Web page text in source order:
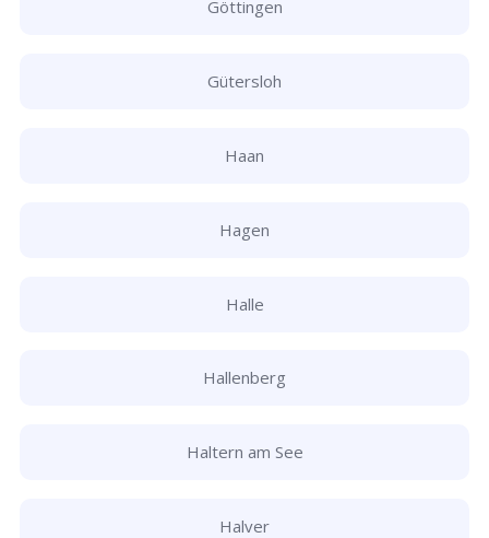
Göttingen
Gütersloh
Haan
Hagen
Halle
Hallenberg
Haltern am See
Halver